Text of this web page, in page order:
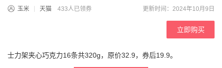
玉米 天猫 433人已领券 更新时间：2024年10月9日
立即购买
士力架夹心巧克力16条共320g，原价32.9，券后19.9。